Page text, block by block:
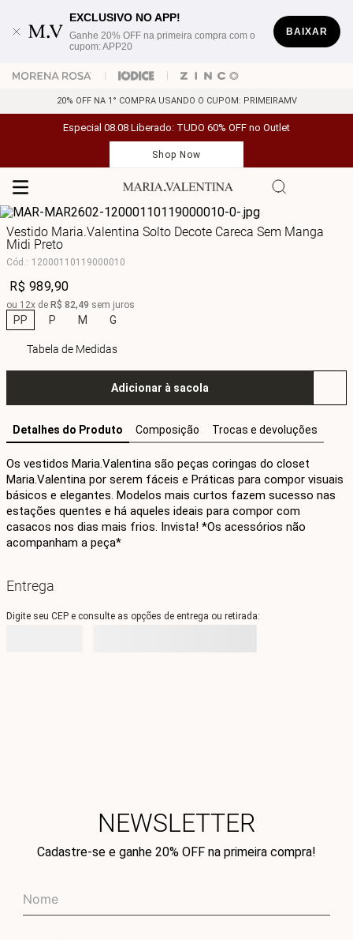
EXCLUSIVO NO APP!
Ganhe 20% OFF na primeira compra com o
cupom: APP20
BAIXAR
20% OFF NA 1° COMPRA USANDO O CUPOM: PRIMEIRAMV
Especial 08.08 Liberado: TUDO 60% OFF no Outlet
Shop Now
Vestido Maria.Valentina Solto Decote Careca Sem Manga
Midi Preto
Cód.: 12000110119000010
R$ 989,90
ou 12x de R$ 82,49 sem juros
PP P M G
Tabela de Medidas
Adicionar à sacola
Detalhes do Produto Composição Trocas e devoluções
Os vestidos Maria.Valentina são peças coringas do closet
Maria.Valentina por serem fáceis e Práticas para compor visuais
básicos e elegantes. Modelos mais curtos fazem sucesso nas
estações quentes e há aqueles ideais para compor com
casacos nos dias mais frios. Invista! *Os acessórios não
acompanham a peça*
Entrega
Digite seu CEP e consulte as opções de entrega ou retirada:
NEWSLETTER
Cadastre-se e ganhe 20% OFF na primeira compra!